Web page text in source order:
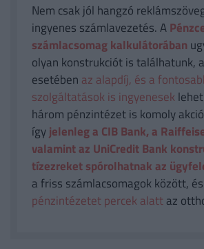
Nem csak jól hangzó
ingyenes számlavezetés. A
számlacsomag kalkulátorában
olyan konstrukciót is találhatunk,
esetében az alapdíj, és a
szolgáltatások is ingyenesek
három pénzintézet is komoly
ígyjelenleg a CIB Bank, a
valamint az UniCredit Bank
tízezreket spórolhatnak az
a friss számlacsomagok között, és
pénzintézetet percek alattaz